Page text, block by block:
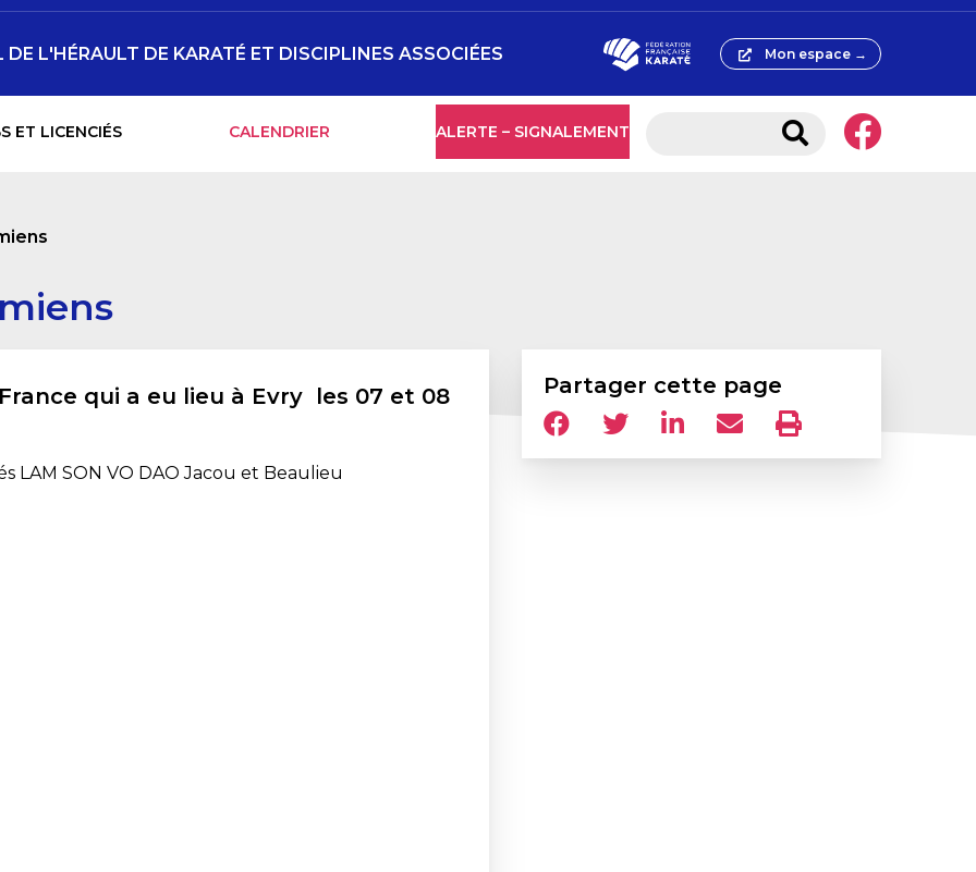
ET LICENCIÉS CALENDRIER ALERTE – SIGNALEMENT
L'HÉRAULT DE KARATÉ ET DISCIPLINES ASSOCIÉES Mon espace →
qui a eu lieu à Evry les 07 et 08
LAM SON VO DAO Jacou et Beaulieu
Partager cette page